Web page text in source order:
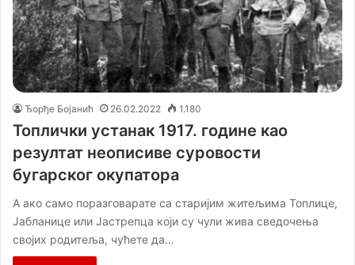
Ђорђе Бојанић 26.02.2022 1.180
Топлички устанак 1917. године као
резултат неописиве суровости
бугарског окупатора
А ако само поразговарате са старијим житељима Топлице,
Јабланице или Јастрепца који су чули жива сведочења
својих родитеља, чућете да…